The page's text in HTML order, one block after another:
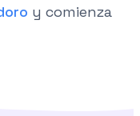
y comienza